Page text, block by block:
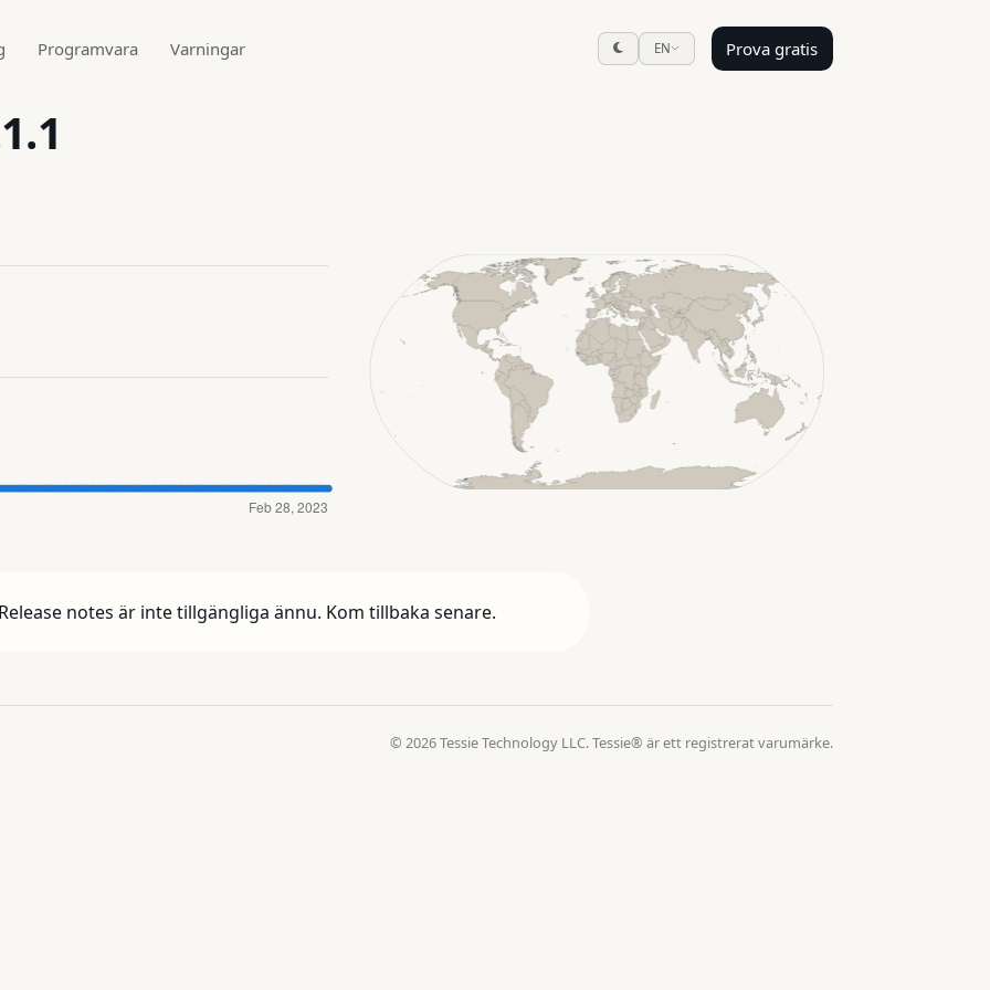
Programvara Varningar EN Prova gratis
Release notes är inte tillgängliga ännu. Kom tillbaka senare.
© 2026 Tessie Technology LLC. Tessie® är ett registrerat varumärke.